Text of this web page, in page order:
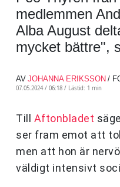
medlemmen
Alba August
mycket bättre",
AV JOHANNA ERIKSSON /
07.05.2024 / 06:18 / Lästid: 1 min
Till Aftonbladet
ser fram emot att
men att hon är
väldigt intensivt